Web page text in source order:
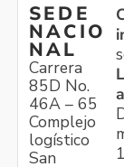
SEDE
NACIO
NAL
Carrera
85D No.
46A – 65
Complejo
logístico
San